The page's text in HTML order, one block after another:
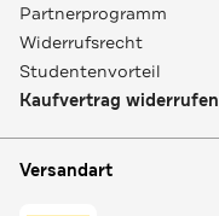
Partnerprogramm
Widerrufsrecht
Studentenvorteil
Kaufvertrag widerrufen
Versandart